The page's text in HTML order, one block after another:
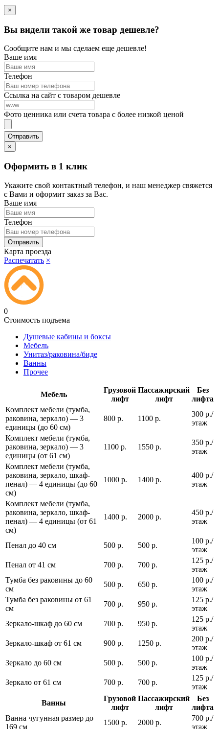
×
Вы видели такой же товар дешевле?
Сообщите нам и мы сделаем еще дешевле!
Ваше имя
Телефон
Ссылка на сайт с товаром дешевле
Фото ценника или счета товара с более низкой ценой
×
Оформить в 1 клик
Укажите свой контактный телефон, и наш менеджер свяжется
с Вами и оформит заказ за Вас.
Ваше имя
Телефон
Карта проезда
Распечатать ×
0
Стоимость подъема
Душевые кабины и боксы
Мебель
Унитаз/раковина/биде
Ванны
Прочее
Мебель
Грузовой
лифт
Пассажирский
лифт
Без
лифта
Комплект мебели (тумба,
раковина, зеркало) — 3
единицы (до 60 см)
800 р. 1100 р.
300 р./
этаж
Комплект мебели (тумба,
раковина, зеркало) — 3
единицы (от 61 см)
1100 р. 1550 р.
350 р./
этаж
Комплект мебели (тумба,
раковина, зеркало, шкаф-
пенал) — 4 единицы (до 60
см)
1000 р. 1400 р.
400 р./
этаж
Комплект мебели (тумба,
раковина, зеркало, шкаф-
пенал) — 4 единицы (от 61
см)
1400 р. 2000 р.
450 р./
этаж
Пенал до 40 см 500 р. 500 р.
100 р./
этаж
Пенал от 41 см
700 р. 700 р.
125 р./
этаж
Тумба без раковины до 60
см
500 р. 650 р.
100 р./
этаж
Тумба без раковины от 61
см
700 р. 950 р.
125 р./
этаж
Зеркало-шкаф до 60 см
700 р. 950 р.
125 р./
этаж
Зеркало-шкаф от 61 см
900 р. 1250 р.
200 р./
этаж
Зеркало до 60 см
500 р. 500 р.
100 р./
этаж
Зеркало от 61 см
700 р. 700 р.
125 р./
этаж
Ванны
Грузовой
лифт
Пассажирский
лифт
Без
лифта
Ванна чугунная размер до
169 см
1500 р. 2000 р.
700 р./
этаж